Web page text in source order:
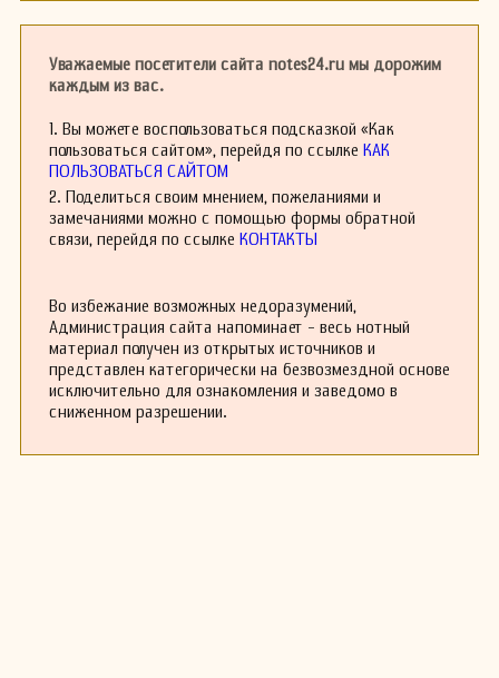
культурные изменения своего времени.
Бастард активно участвовал в музыкальной
другими композиторами, дирижерами и
исполнителями. Его работы исполнялись на
различных музыкальных фестивалях и
популярности в музыкальных кругах.
Хотя Бастард не достиг такого уровня
остается незамеченным, и его произведения
продолжают исполняться и исследоваться
даже в наши дни. Он оставил богатое
наследие, которое продолжает вдохновлять
новые поколения музыкантов.
Уильям Бастард скончался в 1942 году,
оставив после себя важный след в истории
английской музыки и множество
Уважаемые посетители сайта notes24.ru мы дорожим
каждым из вас.
1. Вы можете воспользоваться подсказкой «Как
пользоваться сайтом», перейдя по ссылке КАК
ПОЛЬЗОВАТЬСЯ САЙТОМ
2. Поделиться своим мнением, пожеланиями и
замечаниями можно с помощью формы обратной
связи, перейдя по ссылке КОНТАКТЫ
Во избежание возможных недоразумений,
Администрация сайта напоминает - весь нотный
материал получен из открытых источников и
представлен категорически на безвозмездной основе
исключительно для ознакомления и заведомо в
сниженном разрешении.